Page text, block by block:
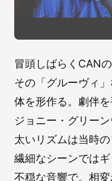
冒頭しばらくCAN
その「グルーヴィ
体を形作る。劇伴
ジョニー・グリー
太いリズムは当時
繊細なシーンでは
不穏な音響で。相